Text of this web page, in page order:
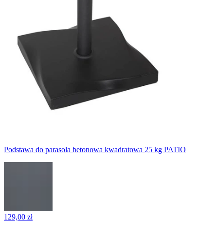
Podstawa do parasola betonowa kwadratowa 25 kg PATIO
129,00 zł